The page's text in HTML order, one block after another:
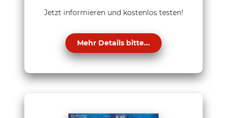
Jetzt informieren und kostenlos testen!
Mehr Details bitte...